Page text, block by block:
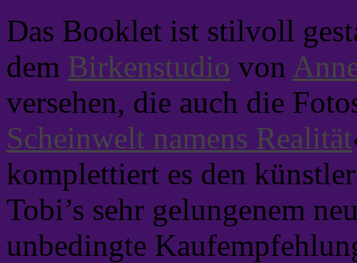
Das Booklet ist stilvoll
dem Birkenstudio von
versehen, die auch die
Scheinwelt namens Realität
komplettiert es den
Tobi’s sehr gelungenem
unbedingte